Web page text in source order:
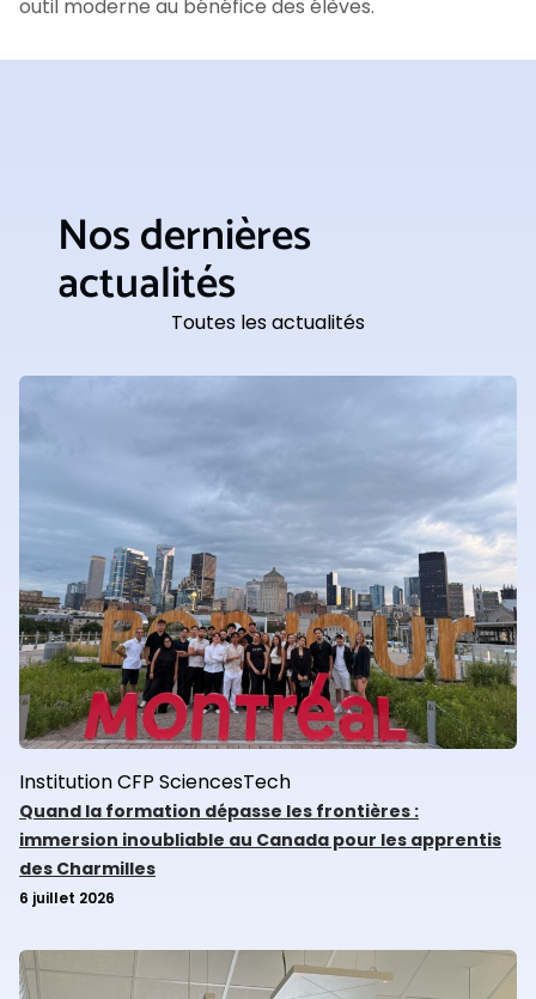
outil moderne au bénéfice des élèves.
Nos dernières
actualités
Toutes les actualités
InstitutionCFP SciencesTech
Quand la formation dépasse les frontières :
immersion inoubliable au Canada pour les apprentis
des Charmilles
6 juillet 2026